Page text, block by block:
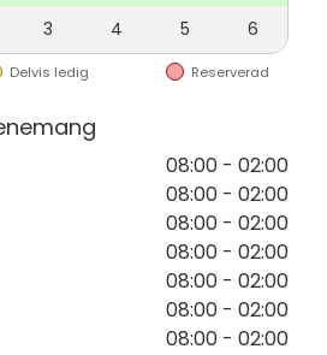
mukaan.
lisäpalveluna.
teidät vastaan, luovuttaa
käytössä.
3 4 5 6
Delvis ledig Reserverad
08:00 - 02:00
08:00 - 02:00
08:00 - 02:00
08:00 - 02:00
08:00 - 02:00
08:00 - 02:00
08:00 - 02:00